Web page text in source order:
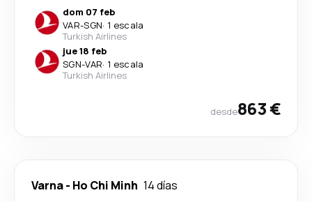
dom 07 feb
VAR-SGN· 1 escala
Turkish Airlines
jue 18 feb
SGN-VAR· 1 escala
Turkish Airlines
desde863 €
Varna- Ho Chi Minh 14 días